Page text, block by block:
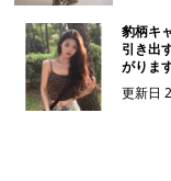
豹柄キ
引き出
がりま
更新日